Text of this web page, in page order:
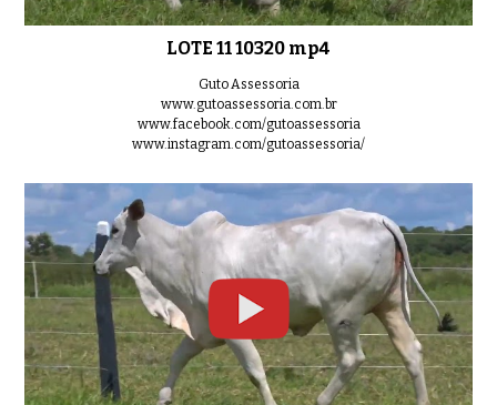
LOTE 11 10320 mp4
Guto Assessoria
www.gutoassessoria.com.br
www.facebook.com/gutoassessoria
www.instagram.com/gutoassessoria/